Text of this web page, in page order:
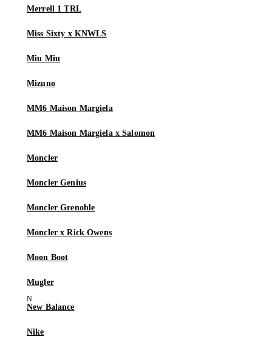
Merrell 1 TRL
Miss Sixty x KNWLS
Miu Miu
Mizuno
MM6 Maison Margiela
MM6 Maison Margiela x Salomon
Moncler
Moncler Genius
Moncler Grenoble
Moncler x Rick Owens
Moon Boot
Mugler
New Balance
Nike